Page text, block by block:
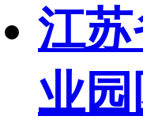
江
业园